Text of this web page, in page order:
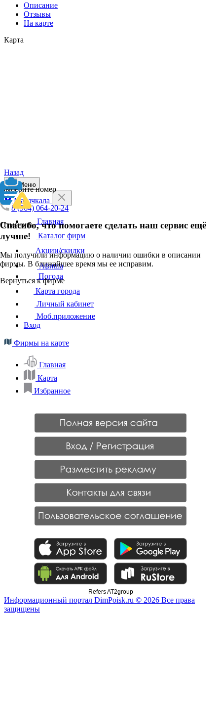
Описание
Отзывы
На карте
Карта
Назад
Выберите номер
8 (964) 064-20-24
Отменить
Спасибо, что помогаете сделать наш сервис ещё
лучше!
Мы получили информацию о наличии ошибки в описании
фирмы. В ближайшее время мы ее исправим.
Вернуться к фирме
Меню
Махачкала
Главная
Каталог фирм
Акции/скидки
Афиша
Погода
Карта города
Личный кабинет
Моб.приложение
Вход
Фирмы на карте
Главная
Карта
Избранное
Refers AT2group
Информационный портал DimPoisk.ru © 2026 Все права
защищены